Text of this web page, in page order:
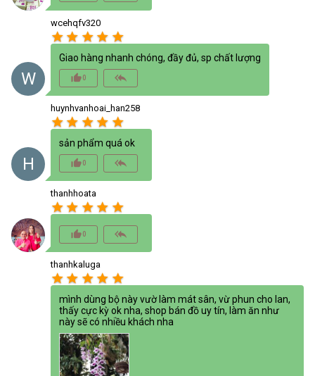
W
wcehqfv320
star star star star star
Giao hàng nhanh chóng, đầy đủ, sp chất lượng
thumb_up_alt0 reply_all
H
huynhvanhoai_han258
star star star star star
sản phẩm quá ok
thumb_up_alt0 reply_all
thanhhoata
star star star star star
thumb_up_alt0 reply_all
thanhkaluga
star star star star star
mình dùng bộ này vườ làm mát sân, vừ phun cho lan,
thấy cực kỳ ok nha, shop bán đồ uy tín, làm ăn như
này sẽ có nhiều khách nha